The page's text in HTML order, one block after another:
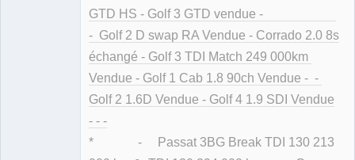
GTD HS - Golf 3 GTD vendue -
- Golf 2 D swap RA Vendue - Corrado 2.0 8s
échangé - Golf 3 TDI Match 249 000km
Vendue - Golf 1 Cab 1.8 90ch Vendue - -
Golf 2 1.6D Vendue - Golf 4 1.9 SDI Vendue
- - -
* - Passat 3BG Break TDI 130 213